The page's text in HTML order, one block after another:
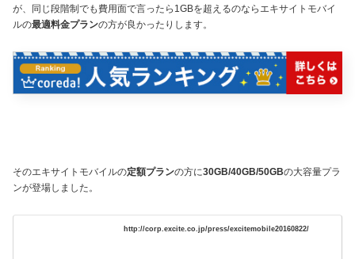
が、同じ段階制でも費用面で言ったら1GBを超えるのならエキサイトモバイ
ルの最適料金プランの方が良かったりします。
そのエキサイトモバイルの定額プランの方に30GB/40GB/50GBの大容量プラ
ンが登場しました。
http://corp.excite.co.jp/press/excitemobile20160822/